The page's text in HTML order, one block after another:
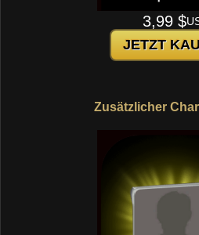
3,99 $
JETZT
Zusätzlicher